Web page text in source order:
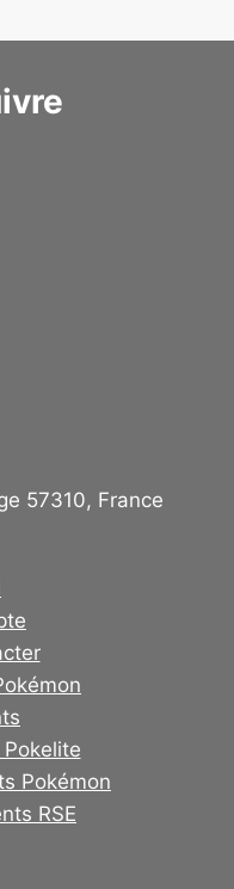
57310, France
Pokémon
RSE